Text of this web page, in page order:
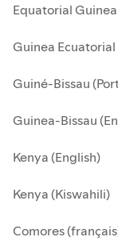
Equatorial
Guinea Ecuatorial
Guiné-Bissau
Guinea-Bissau
Kenya (English)
Kenya (Kiswahili)
Comores